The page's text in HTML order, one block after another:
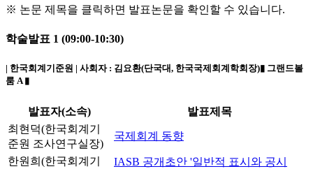
※ 논문 제목을 클릭하면 발표논문을 확인할 수 있습니다.
학술발표 1 (09:00-10:30)
| 한국회계기준원 | 사회자 : 김요환(단국대, 한국국제회계학회장)▮ 그랜드볼
룸 A ▮
발표자(소속)
발표제목
최현덕(한국회계기
준원 조사연구실장)
국제회계 동향
한원희(한국회계기
IASB 공개초안 '일반적 표시와 공시